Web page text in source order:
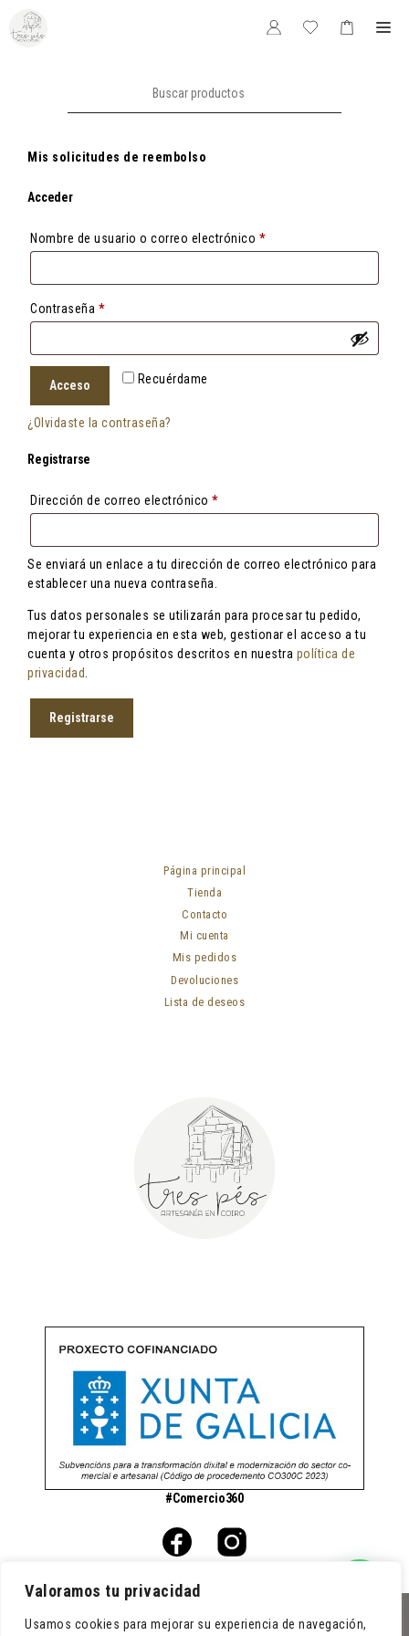
Valoramos tu privacidad
Usamos cookies para mejorar su experiencia de navegación,
Saltar
contenido
Mis solicitudes de reembolso
Acceder
Nombre de usuario o correo electrónico *Obligatorio
Contraseña *Obligatorio
Recuérdame
Acceso
¿Olvidaste la contraseña?
Registrarse
Dirección de correo electrónico *Obligatorio
Se enviará un enlace a tu dirección de correo electrónico para
establecer una nueva contraseña.
Tus datos personales se utilizarán para procesar tu pedido,
mejorar tu experiencia en esta web, gestionar el acceso a tu
cuenta y otros propósitos descritos en nuestra política de
privacidad
Registrarse
Página principal
Tienda
Contacto
Mi cuenta
Mis pedidos
Devoluciones
Lista de deseos
#Comercio360